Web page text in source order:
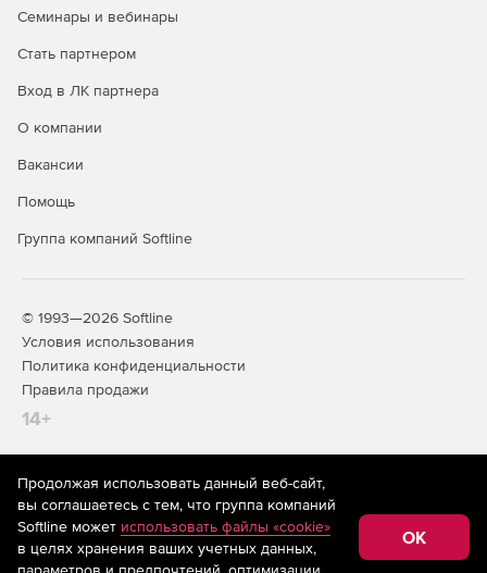
Семинары и вебинары
Стать партнером
Вход в ЛК партнера
О компании
Вакансии
Помощь
Группа компаний Softline
© 1993—2026 Softline
Условия использования
Политика конфиденциальности
Правила продажи
14+
На информационном ресурсе store.softline.ru применяются
рекомендательные технологии(информационные технологии
предоставления информации на основе сбора,
систематизации и анализа сведений, относящихся к
предпочтениям пользователей сети «Интернет»,
Продолжая использовать данный веб-сайт,
вы соглашаетесь с тем, что группа компаний
Softline может использовать файлы «cookie»
в целях хранения ваших учетных данных,
OK